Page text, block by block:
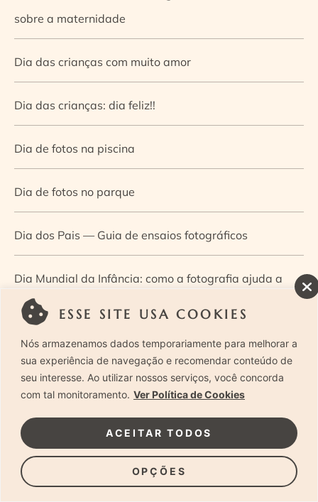
ESSE SITE USA COOKIES
Nós armazenamos dados temporariamente para melhorar a
sua experiência de navegação e recomendar conteúdo de
seu interesse. Ao utilizar nossos serviços, você concorda
com tal monitoramento. Ver Política de Cookies
OPÇÕES
ACEITAR TODOS
sobre a maternidade
Dia das crianças com muito amor
Dia das crianças: dia feliz!!
Dia de fotos na piscina
Dia de fotos no parque
Dia dos Pais — Guia de ensaios fotográficos
Dia Mundial da Infância: como a fotografia ajuda a
construir a memória e a identidade da criança
Diário de uma grávida e sua pequena
Dica de especialista: como otimizar o fluxo de trabalho
no ensaio newborn?
Dica de especialista: qual o melhor guia de poses para
fotografia newborn?